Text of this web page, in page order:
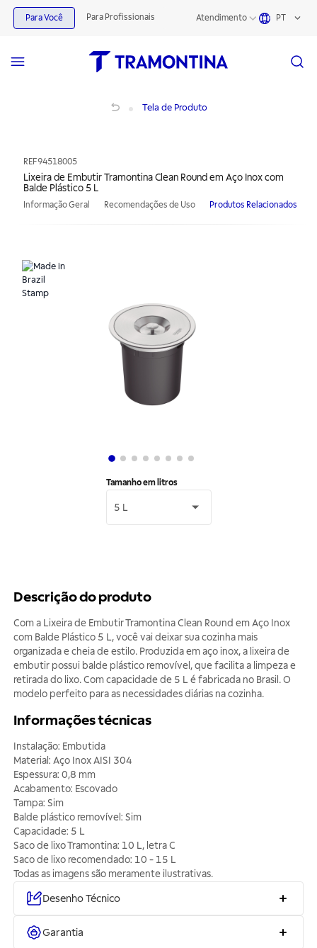
Para Você Para Profissionais Atendimento PT
Tela de Produto
REF94518005
Lixeira de Embutir Tramontina Clean Round em Aço Inox com
Balde Plástico 5 L
Informação Geral Recomendações de Uso Produtos Relacionados
Tamanho em litros
5 L
Descrição do produto
Com a Lixeira de Embutir Tramontina Clean Round em Aço Inox
com Balde Plástico 5 L, você vai deixar sua cozinha mais
organizada e cheia de estilo. Produzida em aço inox, a lixeira de
embutir possui balde plástico removível, que facilita a limpeza e
retirada do lixo. Com capacidade de 5 L é fabricada no Brasil. O
modelo perfeito para as necessidades diárias na cozinha.
Informações técnicas
Instalação: Embutida
Material: Aço Inox AISI 304
Espessura: 0,8 mm
Acabamento: Escovado
Tampa: Sim
Balde plástico removível: Sim
Capacidade: 5 L
Saco de lixo Tramontina: 10 L, letra C
Saco de lixo recomendado: 10 - 15 L
Todas as imagens são meramente ilustrativas.
Desenho Técnico
Garantia